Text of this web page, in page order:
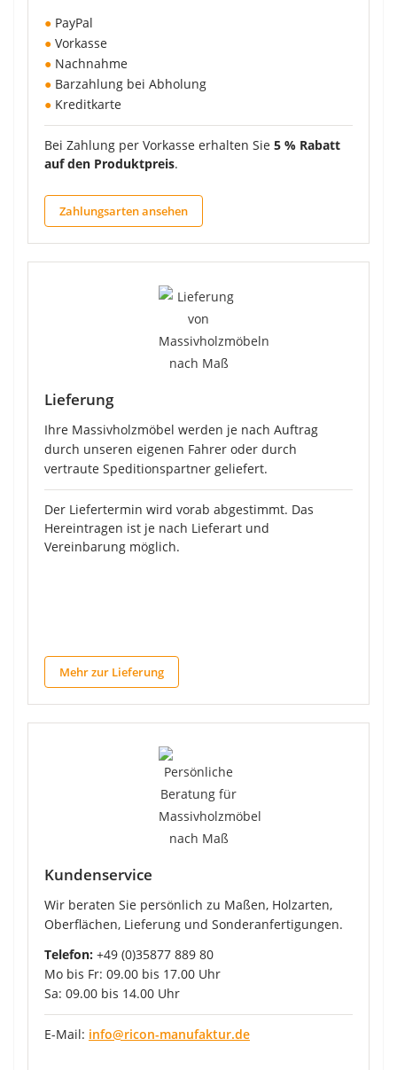
● PayPal
● Vorkasse
● Nachnahme
● Barzahlung bei Abholung
● Kreditkarte
Bei Zahlung per Vorkasse erhalten Sie 5 % Rabatt
auf den Produktpreis.
Zahlungsarten ansehen
Lieferung
Ihre Massivholzmöbel werden je nach Auftrag
durch unseren eigenen Fahrer oder durch
vertraute Speditionspartner geliefert.
Der Liefertermin wird vorab abgestimmt. Das
Hereintragen ist je nach Lieferart und
Vereinbarung möglich.
Mehr zur Lieferung
Kundenservice
Wir beraten Sie persönlich zu Maßen, Holzarten,
Oberflächen, Lieferung und Sonderanfertigungen.
Telefon: +49 (0)35877 889 80
Mo bis Fr: 09.00 bis 17.00 Uhr
Sa: 09.00 bis 14.00 Uhr
E-Mail: info@ricon-manufaktur.de